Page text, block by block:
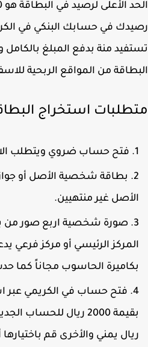
منة بدفع المبلغ بالكامل
من المواقع الربحية للاسف.
استخراج البطاقة
فتح حساب ضروي ويتطلب
بطاقة شخصية الأصل أو جواز
غير منتهيين.
صورة شخصية اربع صور من باب
الرئيسي أو مركز فرعي
الحاسوب مجاناً كما حدت
فتح حساب في الكريمي عبر
بقيمة 2000 ريال للحساب
يمني والأخرى قم باختيارها